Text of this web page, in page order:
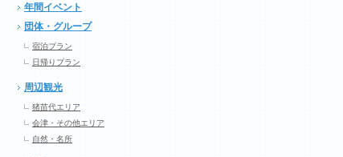
年間イベント
団体・グループ
宿泊プラン
日帰りプラン
周辺観光
猪苗代エリア
会津・その他エリア
自然・名所